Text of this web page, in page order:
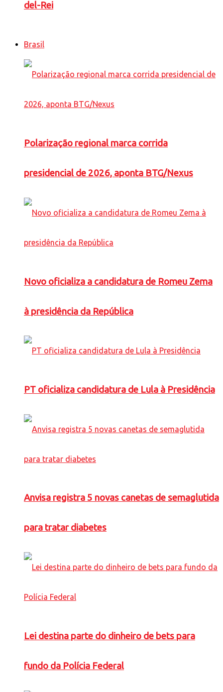
del-Rei
Brasil
Polarização regional marca corrida
presidencial de 2026, aponta BTG/Nexus
Novo oficializa a candidatura de Romeu Zema
à presidência da República
PT oficializa candidatura de Lula à Presidência
Anvisa registra 5 novas canetas de semaglutida
para tratar diabetes
Lei destina parte do dinheiro de bets para
fundo da Polícia Federal